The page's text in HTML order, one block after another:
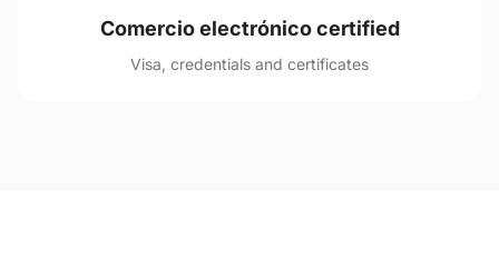
Comercio electrónico certified
Visa, credentials and certificates